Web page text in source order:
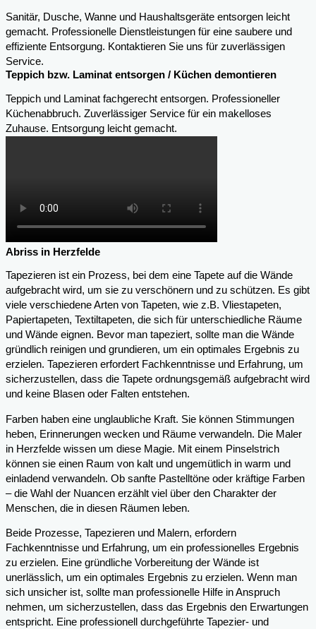
Sanitär, Dusche, Wanne und Haushaltsgeräte entsorgen leicht
gemacht. Professionelle Dienstleistungen für eine saubere und
effiziente Entsorgung. Kontaktieren Sie uns für zuverlässigen
Service.
Teppich bzw. Laminat entsorgen / Küchen demontieren
Teppich und Laminat fachgerecht entsorgen. Professioneller
Küchenabbruch. Zuverlässiger Service für ein makelloses
Zuhause. Entsorgung leicht gemacht.
Abriss in Herzfelde
Tapezieren ist ein Prozess, bei dem eine Tapete auf die Wände
aufgebracht wird, um sie zu verschönern und zu schützen. Es gibt
viele verschiedene Arten von Tapeten, wie z.B. Vliestapeten,
Papiertapeten, Textiltapeten, die sich für unterschiedliche Räume
und Wände eignen. Bevor man tapeziert, sollte man die Wände
gründlich reinigen und grundieren, um ein optimales Ergebnis zu
erzielen. Tapezieren erfordert Fachkenntnisse und Erfahrung, um
sicherzustellen, dass die Tapete ordnungsgemäß aufgebracht wird
und keine Blasen oder Falten entstehen.
Farben haben eine unglaubliche Kraft. Sie können Stimmungen
heben, Erinnerungen wecken und Räume verwandeln. Die Maler
in Herzfelde wissen um diese Magie. Mit einem Pinselstrich
können sie einen Raum von kalt und ungemütlich in warm und
einladend verwandeln. Ob sanfte Pastelltöne oder kräftige Farben
– die Wahl der Nuancen erzählt viel über den Charakter der
Menschen, die in diesen Räumen leben.
Beide Prozesse, Tapezieren und Malern, erfordern
Fachkenntnisse und Erfahrung, um ein professionelles Ergebnis
zu erzielen. Eine gründliche Vorbereitung der Wände ist
unerlässlich, um ein optimales Ergebnis zu erzielen. Wenn man
sich unsicher ist, sollte man professionelle Hilfe in Anspruch
nehmen, um sicherzustellen, dass das Ergebnis den Erwartungen
entspricht. Eine professionell durchgeführte Tapezier- und